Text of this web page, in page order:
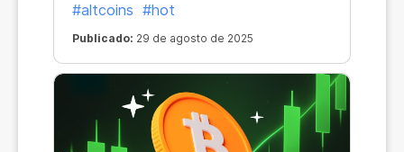
#altcoins #hot
Publicado: 29 de agosto de 2025